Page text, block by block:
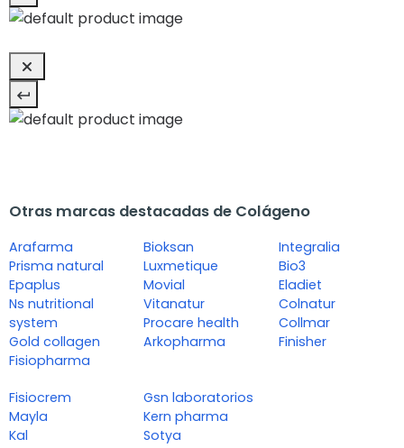
Otras marcas destacadas de Colágeno
Arafarma
Prisma natural
Epaplus
Ns nutritional
system
Gold collagen
Fisiopharma
Bioksan
Luxmetique
Movial
Vitanatur
Procare health
Arkopharma
Integralia
Bio3
Eladiet
Colnatur
Collmar
Finisher
Fisiocrem
Mayla
Kal
Gsn laboratorios
Kern pharma
Sotya